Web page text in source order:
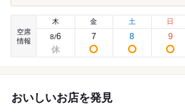
空席
情報
木
8/6
金
7
土
8
日
9
おいしいお店を発見